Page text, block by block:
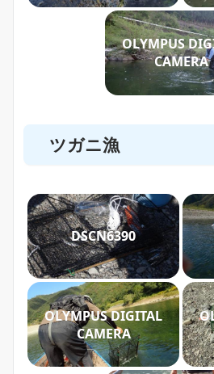
OLYMPUS
CAMERA
ツガニ漁
DSCN6390
OLYMPUS DIGITAL
CAMERA